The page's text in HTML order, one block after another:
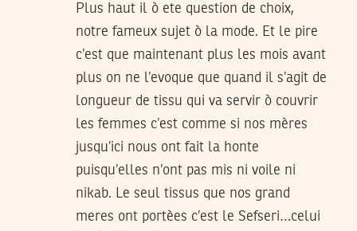
Plus haut il ò ete question de choix,
notre fameux sujet ò la mode. Et le pire
c’est que maintenant plus les mois avant
plus on ne l’evoque que quand il s’agit de
longueur de tissu qui va servir ò couvrir
les femmes c’est comme si nos mères
jusqu’ici nous ont fait la honte
puisqu’elles n’ont pas mis ni voile ni
nikab. Le seul tissus que nos grand
meres ont portèes c’est le Sefseri…celui